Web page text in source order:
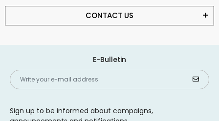
CONTACT US
E-Bulletin
Sign up to be informed about campaigns,